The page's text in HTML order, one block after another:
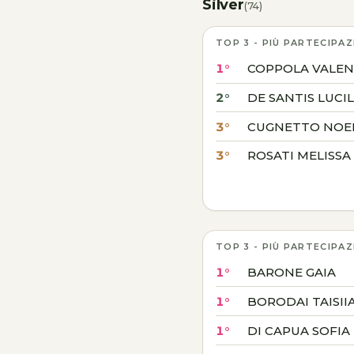
Silver(74)
TOP 3 - PIÙ
1°
COPPOLA
2°
DE SANTIS
3°
CUGNETTO
3°
ROSATI MELISSA
TOP 3 - PIÙ
1°
BARONE GAIA
1°
BORODAI
1°
DI CAPUA SOFIA